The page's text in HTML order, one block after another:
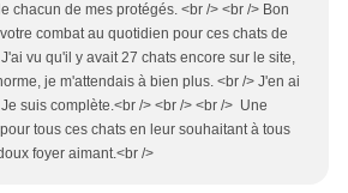
chacun de mes protégés. <br /> <br /> Bon
combat au quotidien pour ces chats de
vu qu'il y avait 27 chats encore sur le site,
je m'attendais à bien plus. <br /> J'en ai
suis complète.<br /> <br /> <br /> Une
tous ces chats en leur souhaitant à tous
foyer aimant.<br />